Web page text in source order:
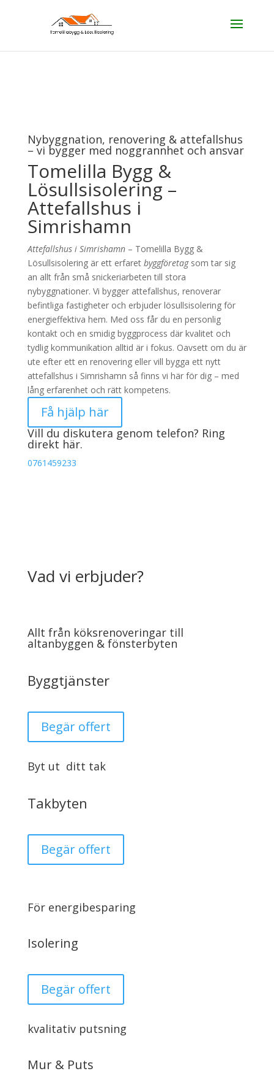
Nybyggnation, renovering & attefallshus
– vi bygger med noggrannhet och ansvar
Tomelilla Bygg &
Lösullsisolering –
Attefallshus i
Simrishamn
Attefallshus i Simrishamn– Tomelilla Bygg &
Lösullsisolering är ett erfaret byggföretagsom tar sig
an allt från små snickeriarbeten till stora
nybyggnationer. Vi bygger attefallshus, renoverar
befintliga fastigheter och erbjuder lösullsisolering för
energieffektiva hem. Med oss får du en personlig
kontakt och en smidig byggprocess där kvalitet och
tydlig kommunikation alltid är i fokus. Oavsett om du är
ute efter ett en renovering eller vill bygga ett nytt
attefallshus i Simrishamn så finns vi här för dig – med
lång erfarenhet och rätt kompetens.
Få hjälp här
Vill du diskutera genom telefon? Ring
direkt här.
0761459233
Vad vi erbjuder?
Allt från köksrenoveringar till
altanbyggen & fönsterbyten
Byggtjänster
Begär offert
Byt ut ditt tak
Takbyten
Begär offert
För energibesparing
Isolering
Begär offert
kvalitativ putsning
Mur & Puts